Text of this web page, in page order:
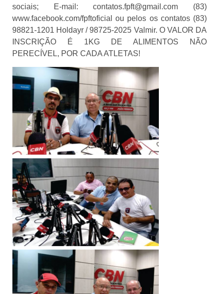
sociais; E-mail: contatos.fpft@gmail.com (83)
www.facebook.com/fpftoficial ou pelos os contatos (83)
98821-1201 Holdayr / 98725-2025 Valmir. O VALOR DA
INSCRIÇÃO É 1KG DE ALIMENTOS NÃO
PERECÍVEL, POR CADA ATLETAS!